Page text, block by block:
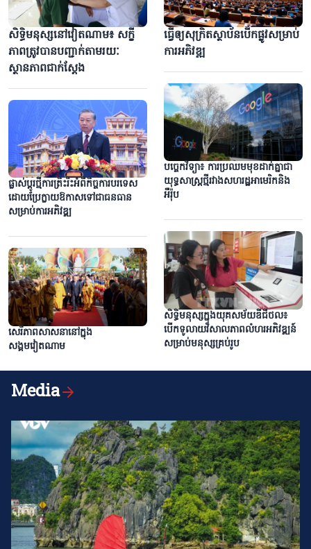
សិទ្ធិមនុស្សនៅវៀតណាម៖ សក្ខី
ភាពត្រូវបានបញ្ជាក់តាមរយៈ
ស្ថានភាពជាក់ស្តែង
ផ្លាស់ប្ដូរថ្មីការត្រិះរិះអំពីកិច្ចការបរទេស
ដោយប្រែក្លាយឱកាសទៅជាធនធាន
សម្រាប់ការអភិវឌ្ឍ
សេរីភាពសាសនានៅក្នុង
សង្គមវៀតណាម
ធ្វើឲ្យសុក្រិតស្ថាប័នបើកផ្លូវសម្រាប់
ការអភិវឌ្ឍ
បច្ចេកវិទ្យា៖ ការប្រឈមមុខដាក់គ្នាជា
យុទ្ធសាស្ត្រថ្មីរវាងសហរដ្ឋអាមេរិកនិង
អឺរ៉ុប
សិទ្ធិមនុស្សក្នុងយុគសម័យឌីជីថល៖
បើកទូលាយវិសាលភាពលំហរអភិវឌ្ឍន៍
សម្រាប់មនុស្សគ្រប់រូប
Media